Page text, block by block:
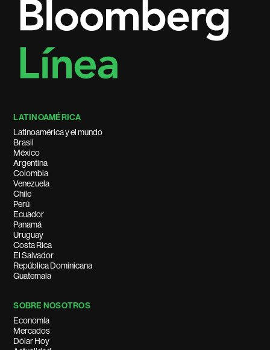
LATINOAMÉRICA
Latinoamérica y el mundo
Brasil
México
Argentina
Colombia
Venezuela
Chile
Perú
Ecuador
Panamá
Uruguay
Costa Rica
El Salvador
República Dominicana
Guatemala
SOBRE NOSOTROS
Economía
Mercados
Dólar Hoy